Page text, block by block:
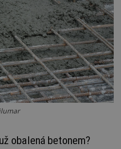
obalená betonem?